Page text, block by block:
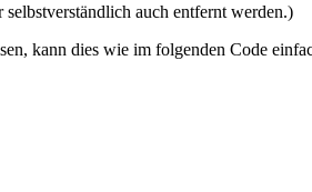
auch entfernt werden.)
kann dies wie im folgenden Code